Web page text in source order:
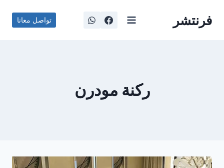
فرنتشر تواصل معانا
ركنة مودرن